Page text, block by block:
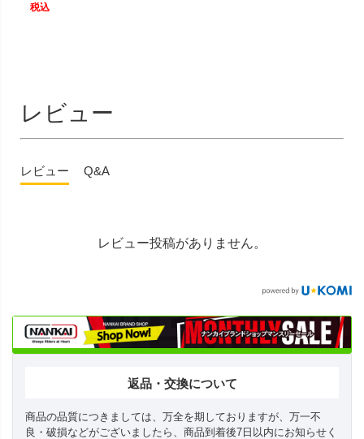
税込
レビュー
レビュー Q&A
レビュー投稿がありません。
返品・交換について
商品の品質につきましては、万全を期しておりますが、万一不
良・破損などがございましたら、商品到着後7日以内にお知らせく